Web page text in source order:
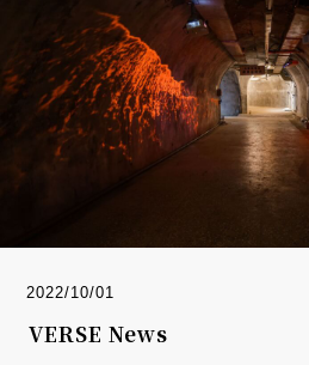
2022/10/01
VERSE News